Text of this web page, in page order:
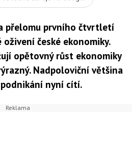
přelomu prvního čtvrtletí
české ekonomiky.
opětovný růst ekonomiky
Nadpoloviční většina
nyní cítí.